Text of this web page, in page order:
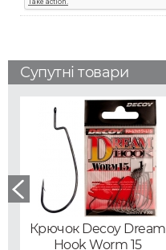
Супутні товари
Крючок Decoy Dream
Hook Worm 15